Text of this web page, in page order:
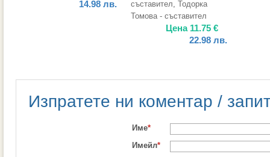
14.98 лв.
съставител, Тодорка
Томова - съставител
Цена 11.75 €
22.98 лв.
Изпратете ни коментар /
Име*
Имейл*